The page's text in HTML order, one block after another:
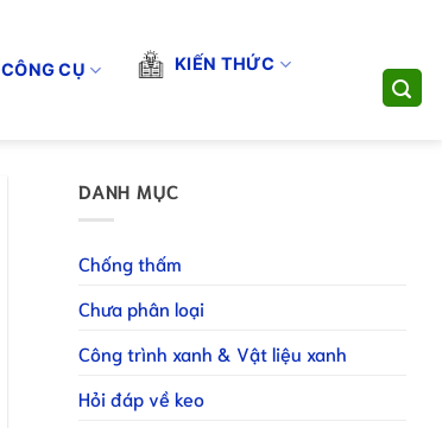
CÔNG CỤ KIẾN THỨC
DANH MỤC
Chống thấm
Chưa phân loại
Công trình xanh & Vật liệu xanh
Hỏi đáp về keo